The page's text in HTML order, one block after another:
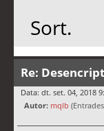
Sort.
Re:
Data: dt. set. 04, 2018
Autor: mqlb